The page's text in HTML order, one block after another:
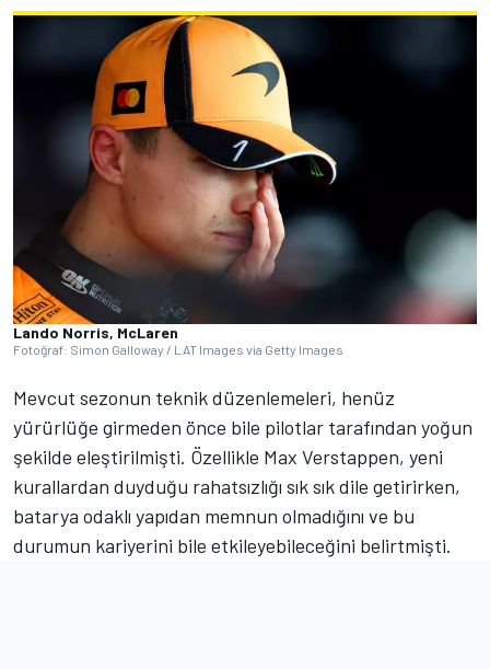
Lando Norris, McLaren
Fotoğraf: Simon Galloway / LAT Images via Getty Images
Mevcut sezonun teknik düzenlemeleri, henüz
yürürlüğe girmeden önce bile pilotlar tarafından yoğun
şekilde eleştirilmişti. Özellikle Max Verstappen, yeni
kurallardan duyduğu rahatsızlığı sık sık dile getirirken,
batarya odaklı yapıdan memnun olmadığını ve bu
durumun kariyerini bile etkileyebileceğini belirtmişti.